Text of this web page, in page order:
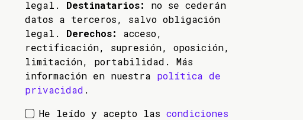
legal. Destinatarios:
no se cederán
datos a terceros, salvo obligación
legal. Derechos:
acceso,
rectificación, supresión, oposición,
limitación, portabilidad. Más
información en nuestra política de
privacidad .
He leído y acepto las condiciones